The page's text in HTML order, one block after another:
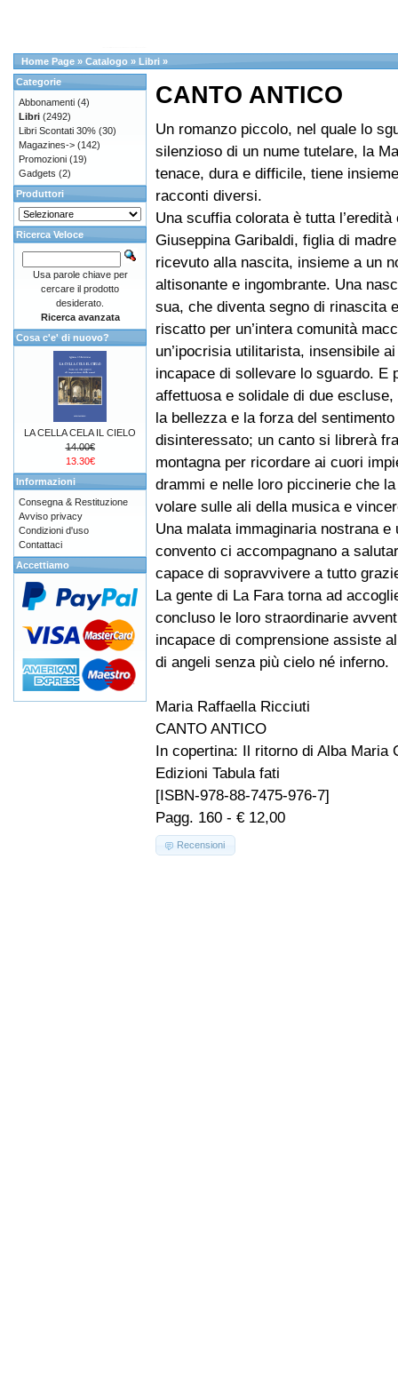
Home Page » Catalogo » Libri »
CANTO ANTICO
Un romanzo piccolo, nel quale lo
silenzioso di un nume tutelare, la
tenace, dura e difficile, tiene
racconti diversi.
Una scuffia colorata è tutta l’eredità
Giuseppina Garibaldi, figlia di
ricevuto alla nascita, insieme a un
altisonante e ingombrante. Una
sua, che diventa segno di rinascita
riscatto per un’intera comunità
un’ipocrisia utilitarista, insensibile
incapace di sollevare lo sguardo. E
affettuosa e solidale di due
la bellezza e la forza del sentimento
disinteressato; un canto si librerà
montagna per ricordare ai cuori
drammi e nelle loro piccinerie che
volare sulle ali della musica e
Una malata immaginaria nostrana
convento ci accompagnano a
capace di sopravvivere a tutto
La gente di La Fara torna ad
concluso le loro straordinarie
incapace di comprensione assiste
di angeli senza più cielo né inferno.
Maria Raffaella Ricciuti
CANTO ANTICO
In copertina: Il ritorno di Alba Maria
Edizioni Tabula fati
[ISBN-978-88-7475-976-7]
Pagg. 160 - € 12,00
Recensioni
Categorie
Abbonamenti (4)
Libri (2492)
Libri Scontati 30% (30)
Magazines-> (142)
Promozioni (19)
Gadgets (2)
Produttori
Ricerca Veloce
Usa parole chiave per
cercare il prodotto
desiderato.
Ricerca avanzata
Cosa c'e' di nuovo?
LA CELLA CELA IL CIELO
14.00€
13.30€
Informazioni
Consegna & Restituzione
Avviso privacy
Condizioni d'uso
Contattaci
Accettiamo